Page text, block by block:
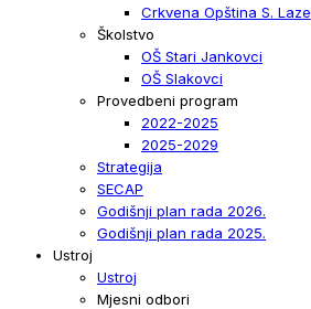
Crkvena Opština S. Laze
Školstvo
OŠ Stari Jankovci
OŠ Slakovci
Provedbeni program
2022-2025
2025-2029
Strategija
SECAP
Godišnji plan rada 2026.
Godišnji plan rada 2025.
Ustroj
Ustroj
Mjesni odbori